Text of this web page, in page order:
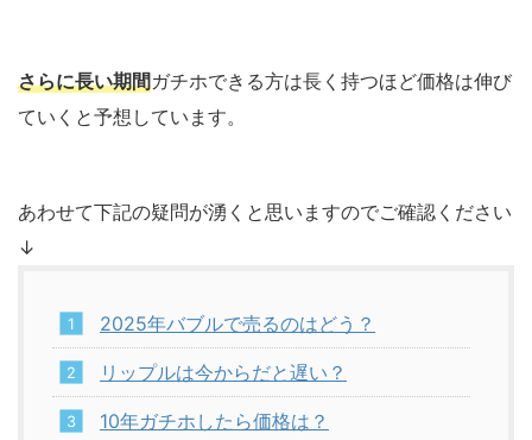
さらに長い期間ガチホできる方は長く持つほど価格は伸び
ていくと予想しています。
あわせて下記の疑問が湧くと思いますのでご確認ください
↓
2025年バブルで売るのはどう？
リップルは今からだと遅い？
10年ガチホしたら価格は？